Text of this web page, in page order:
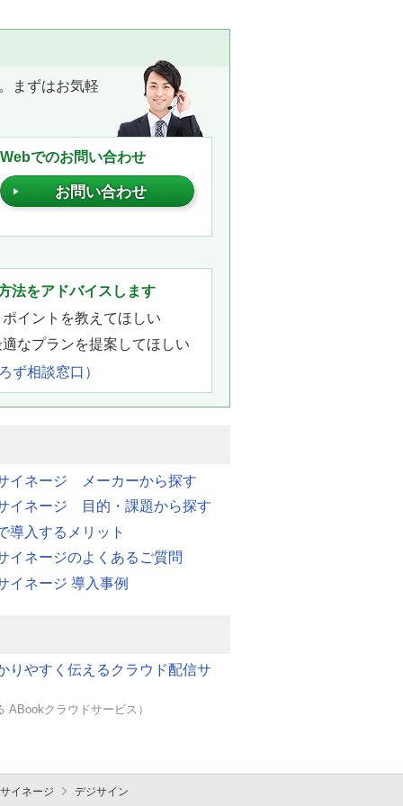
まずはお気軽
Webでのお問い合わせ
お問い合わせ
法をアドバイスします
イントを教えてほしい
なプランを提案してほしい
ず相談窓口）
イネージ メーカーから探す
イネージ 目的・課題から探す
導入するメリット
イネージのよくあるご質問
イネージ 導入事例
りやすく伝えるクラウド配信サ
ABookクラウドサービス）
イネージ
デジサイン